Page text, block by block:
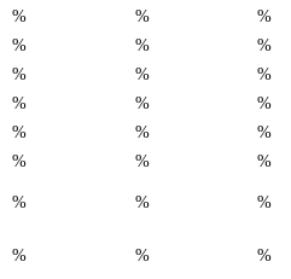
% %
%
% %
%
% %
%
% %
%
% %
%
% %
%
% % %
% % %